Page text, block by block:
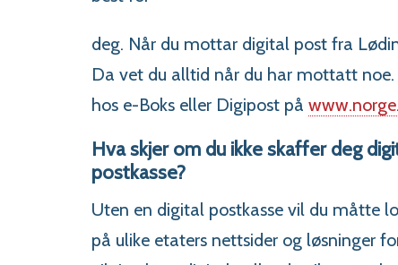
deg. Når du mottar digital post fra
Da vet du alltid når du har mottatt
hos e-Boks eller Digipost på
Hva skjer om du ikke skaffer deg
postkasse?
Uten en digital postkasse vil du måtte
på ulike etaters nettsider og løsninger